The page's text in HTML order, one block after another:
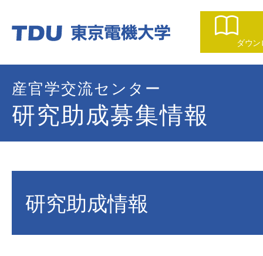
ダウン
産官学交流センター
研究助成募集情報
研究助成情報